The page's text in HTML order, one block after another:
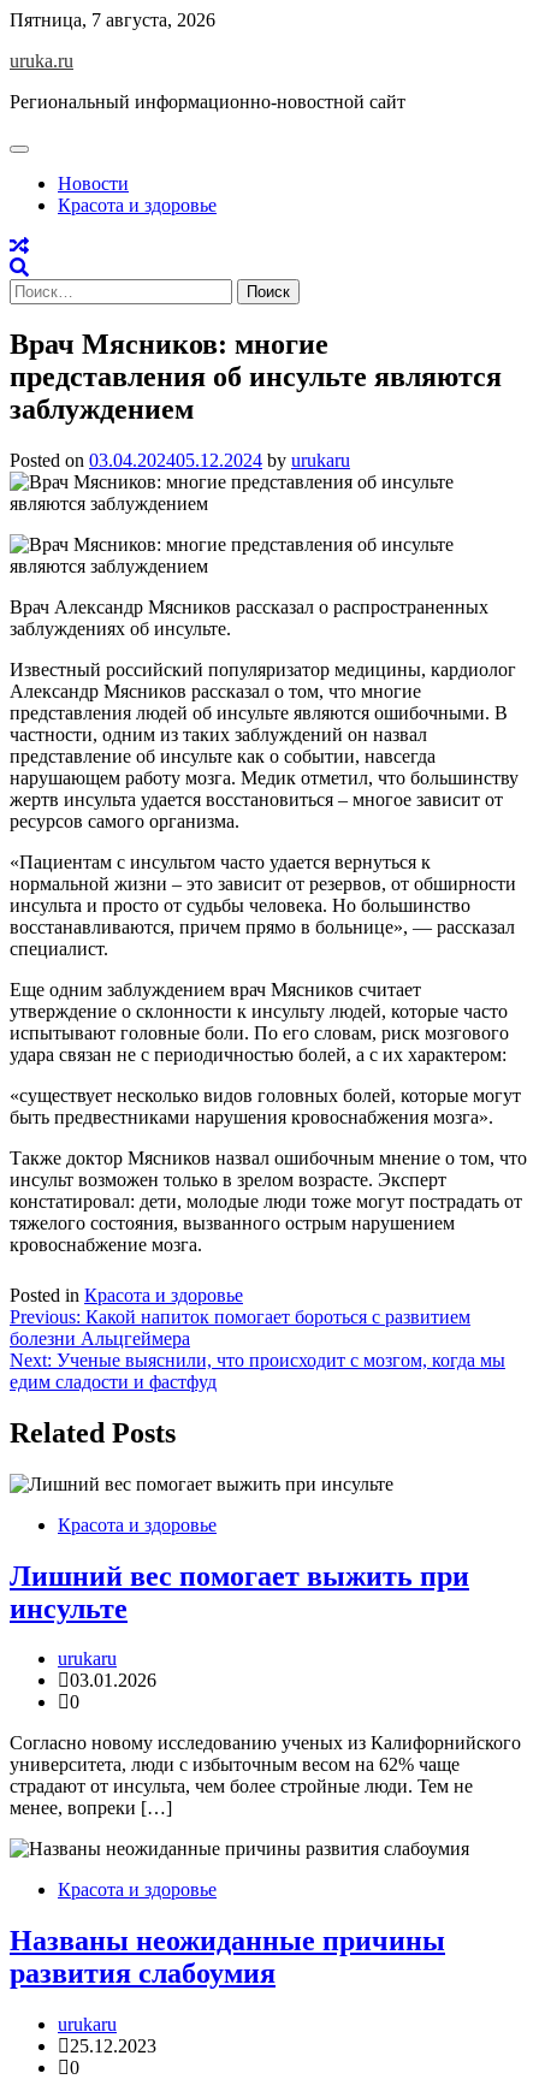
Skip
content
Пятница, 7 августа, 2026
uruka.ru
Региональный информационно-новостной сайт
Новости
Красота и здоровье
Найти:
Врач Мясников: многие
представления об инсульте являются
заблуждением
Posted on 03.04.202405.12.2024 by urukaru
Врач Александр Мясников рассказал о распространенных
заблуждениях об инсульте.
Известный российский популяризатор медицины, кардиолог
Александр Мясников рассказал о том, что многие
представления людей об инсульте являются ошибочными. В
частности, одним из таких заблуждений он назвал
представление об инсульте как о событии, навсегда
нарушающем работу мозга. Медик отметил, что большинству
жертв инсульта удается восстановиться – многое зависит от
ресурсов самого организма.
«Пациентам с инсультом часто удается вернуться к
нормальной жизни – это зависит от резервов, от обширности
инсульта и просто от судьбы человека. Но большинство
восстанавливаются, причем прямо в больнице», — рассказал
специалист.
Еще одним заблуждением врач Мясников считает
утверждение о склонности к инсульту людей, которые часто
испытывают головные боли. По его словам, риск мозгового
удара связан не с периодичностью болей, а с их характером:
«существует несколько видов головных болей, которые могут
быть предвестниками нарушения кровоснабжения мозга».
Также доктор Мясников назвал ошибочным мнение о том, что
инсульт возможен только в зрелом возрасте. Эксперт
констатировал: дети, молодые люди тоже могут пострадать от
тяжелого состояния, вызванного острым нарушением
кровоснабжение мозга.
Posted in Красота и здоровье
Навигация
по
записям
Previous: Какой напиток помогает бороться с развитием
болезни Альцгеймера
Next: Ученые выяснили, что происходит с мозгом, когда мы
едим сладости и фастфуд
Related Posts
Красота и здоровье
Лишний вес помогает выжить при
инсульте
urukaru
03.01.2026
0
Согласно новому исследованию ученых из Калифорнийского
университета, люди с избыточным весом на 62% чаще
страдают от инсульта, чем более стройные люди. Тем не
менее, вопреки […]
Красота и здоровье
Названы неожиданные причины
развития слабоумия
urukaru
25.12.2023
0